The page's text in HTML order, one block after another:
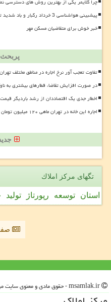
چرا کلایمر یکی از بهترین روش های دسترسی
پیشبینی هواشناسی 3 خرداد رگبار و باد شدید تا روز سه شنبه ادامه دارد
خبر خوش برای متقاضیان مسکن مهر
پربحث
تفاوت تعجب آور نرخ اجاره در مناطق مختلف تهران
در صورت افزایش تقاضا، قطارهای بیشتری به
اخطار جدی یک اقتصاددان از رشد باردیگر
اجاره این خانه در تهران ماهی ۱۲۰ میلیون تومان است
تگهای مركز املاك
استان توسعه رپورتاژ تولید